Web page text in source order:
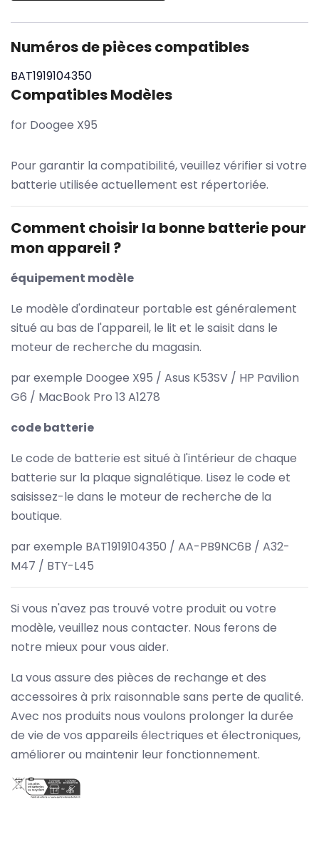
Numéros de pièces compatibles
BAT1919104350
Compatibles Modèles
for Doogee X95
Pour garantir la compatibilité, veuillez vérifier si votre
batterie utilisée actuellement est répertoriée.
Comment choisir la bonne batterie pour
mon appareil ?
équipement modèle
Le modèle d'ordinateur portable est généralement
situé au bas de l'appareil, le lit et le saisit dans le
moteur de recherche du magasin.
par exemple Doogee X95 / Asus K53SV / HP Pavilion
G6 / MacBook Pro 13 A1278
code batterie
Le code de batterie est situé à l'intérieur de chaque
batterie sur la plaque signalétique. Lisez le code et
saisissez-le dans le moteur de recherche de la
boutique.
par exemple BAT1919104350 / AA-PB9NC6B / A32-
M47 / BTY-L45
Si vous n'avez pas trouvé votre produit ou votre
modèle, veuillez nous contacter. Nous ferons de
notre mieux pour vous aider.
La vous assure des pièces de rechange et des
accessoires à prix raisonnable sans perte de qualité.
Avec nos produits nous voulons prolonger la durée
de vie de vos appareils électriques et électroniques,
améliorer ou maintenir leur fonctionnement.